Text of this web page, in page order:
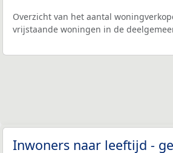
Overzicht van het aantal
vrijstaande woningen in de
Inwoners naar leeftijd -